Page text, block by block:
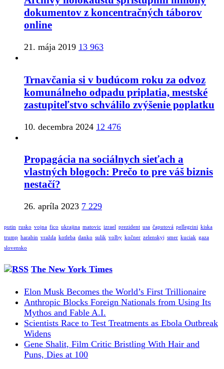
dokumentov z koncentračných táborov
online
21. mája 2019 13 963
Trnavčania si v budúcom roku za odvoz
komunálneho odpadu priplatia, mestské
zastupiteľstvo schválilo zvýšenie poplatku
10. decembra 2024 12 476
Propagácia na sociálnych sieťach a
vlastných blogoch: Prečo to pre váš biznis
nestačí?
26. apríla 2023 7 229
putin rusko vojna fico ukrajina matovic izrael prezident usa čaputová pellegrini kiska
trump harabin vražda kotleba danko sulik volby kočner zelenskyj smer kuciak gaza
slovensko
The New York Times
Elon Musk Becomes the World’s First Trillionaire
Anthropic Blocks Foreign Nationals from Using Its
Mythos and Fable A.I.
Scientists Race to Test Treatments as Ebola Outbreak
Widens
Gene Shalit, Film Critic Bristling With Hair and
Puns, Dies at 100